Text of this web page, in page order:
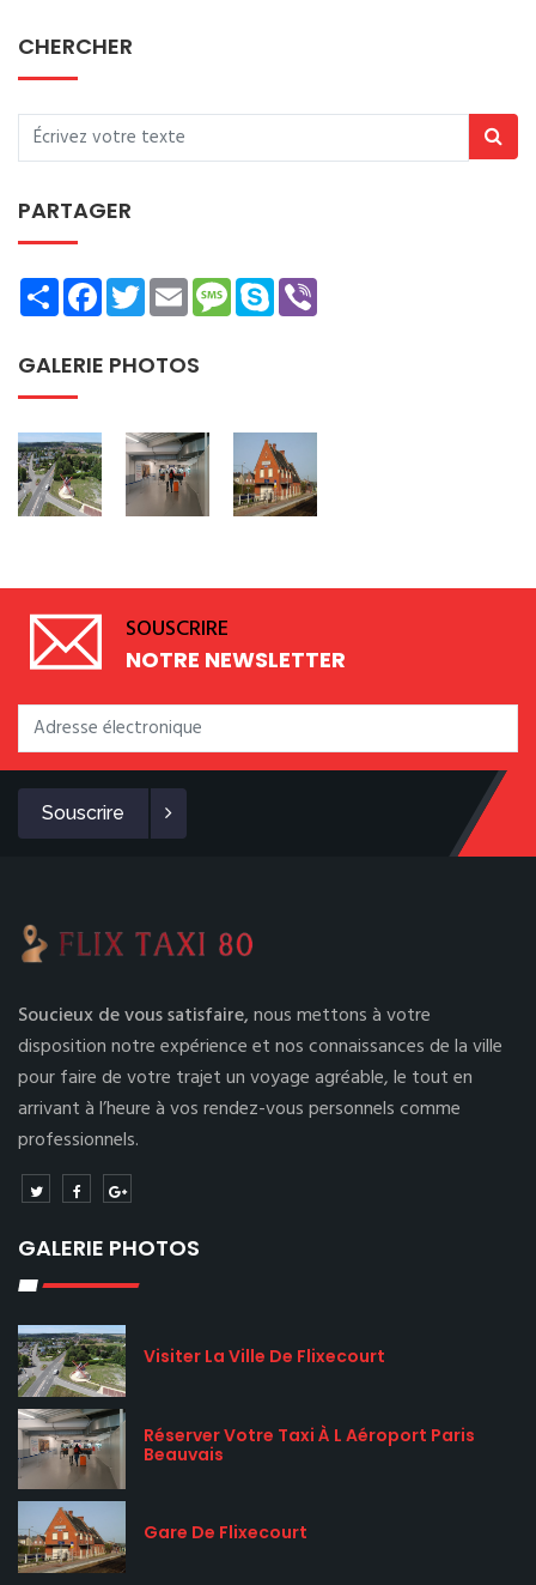
CHERCHER
PARTAGER
ShareFacebookTwitterEmailMessage
Skype
GALERIE PHOTOS
SOUSCRIRE
NOTRE NEWSLETTER
Souscrire
Soucieux de vous satisfaire,nous mettons à votre
disposition notre expérience et nos connaissances de la ville
pour faire de votre trajet un voyage agréable, le tout en
arrivant à l’heure à vos rendez-vous personnels comme
professionnels.
GALERIE PHOTOS
Visiter La Ville De Flixecourt
Réserver Votre Taxi À L Aéroport Paris
Beauvais
Gare De Flixecourt